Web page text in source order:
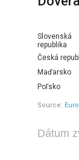
Dátum